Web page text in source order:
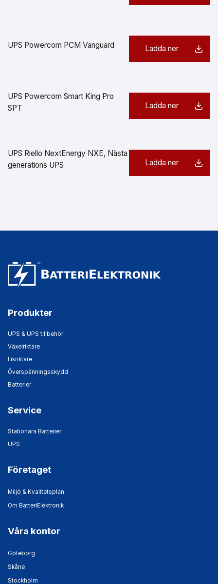
UPS Powercom PCM Vanguard Ladda ner
UPS Powercom Smart King Pro
SPT
Ladda ner
UPS Riello NextEnergy NXE, Nästa
generations UPS
Ladda ner
Produkter
UPS & UPS tillbehör
Växelriktare
Likriktare
Överspänningsskydd
Batterier
Service
Stationära Batterier
UPS
Företaget
Miljö & Kvalitetsplan
Om BatteriElektronik
Våra kontor
Göteborg
Skåne
Stockholm